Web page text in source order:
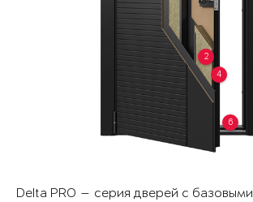
2
4
6
Delta PRO — серия дверей с базовыми